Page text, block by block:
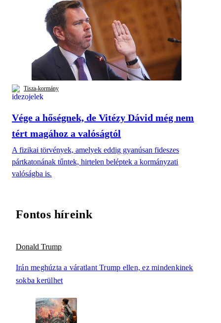
Tisza-kormány
Vége a hőségnek, de Vitézy Dávid még nem
tért magához a valóságtól
A fizikai törvények, amelyek eddig gyanúsan fideszes
pártkatonának tűntek, hirtelen beléptek a kormányzati
valóságba is.
Fontos híreink
Donald Trump
Irán meghúzta a váratlant Trump ellen, ez mindenkinek
sokba kerülhet